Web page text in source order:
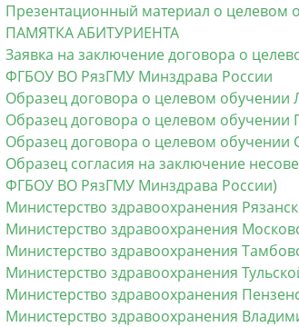
Презентационный материал о целевом
ПАМЯТКА АБИТУРИЕНТА
Заявка на заключение договора о
ФГБОУ ВО РязГМУ Минздрава России
Образец договора о целевом
Образец договора о целевом
Образец договора о целевом обучении
Образец согласия на заключение
ФГБОУ ВО РязГМУ Минздрава России)
Министерство здравоохранения
Министерство здравоохранения
Министерство здравоохранения
Министерство здравоохранения
Министерство здравоохранения
Министерство здравоохранения